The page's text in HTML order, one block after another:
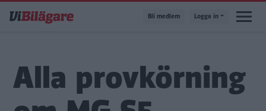
till
Bli medlem Logga in
Alla provkörning